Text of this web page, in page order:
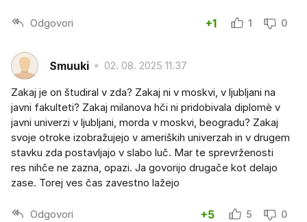
Odgovori +1 1 0
Smuuki 02. 08. 2025 11.37
Zakaj je on študiral v zda? Zakaj ni v moskvi, v ljubljani na
javni fakulteti? Zakaj milanova hči ni pridobivala diplomè v
javni univerzi v ljubljani, morda v moskvi, beogradu? Zakaj
svoje otroke izobražujejo v ameriških univerzah in v drugem
stavku zda postavljajo v slabo luč. Mar te sprevrženosti
res nihče ne zazna, opazi. Ja govorijo drugače kot delajo
zase. Torej ves čas zavestno lažejo
Odgovori +5 5 0